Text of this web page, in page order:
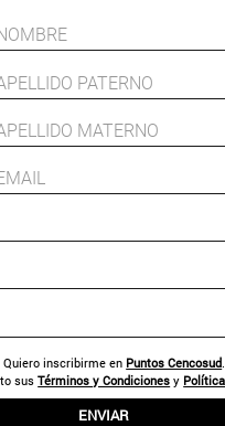
Quiero inscribirme en Puntos Cencosud
sus Términos y Condiciones y
ENVIAR